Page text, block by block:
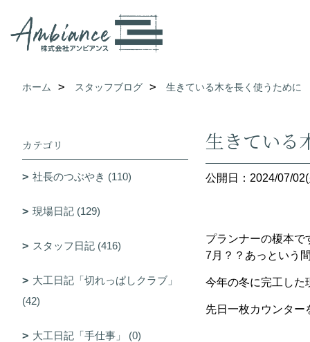
ホーム スタッフブログ 生きている木を長く使うために
生きている
公開日：2024/07/
プランナーの榎本で
7月？？あっという
今年の冬に完工した
先日一枚カウンター
カテゴリ
社長のつぶやき (110)
現場日記 (129)
スタッフ日記 (416)
大工日記「切れっぱしクラブ」
(42)
大工日記「手仕事」 (0)